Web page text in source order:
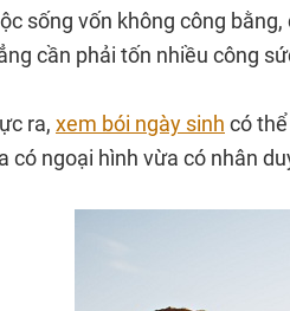
sống vốn không công
cần phải tốn nhiều công
ra, xem bói ngày sinh có
có ngoại hình vừa có nhân